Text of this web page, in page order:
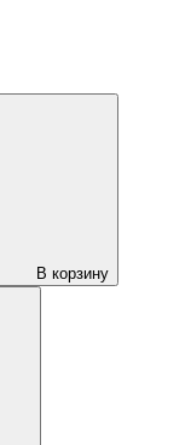
В корзину